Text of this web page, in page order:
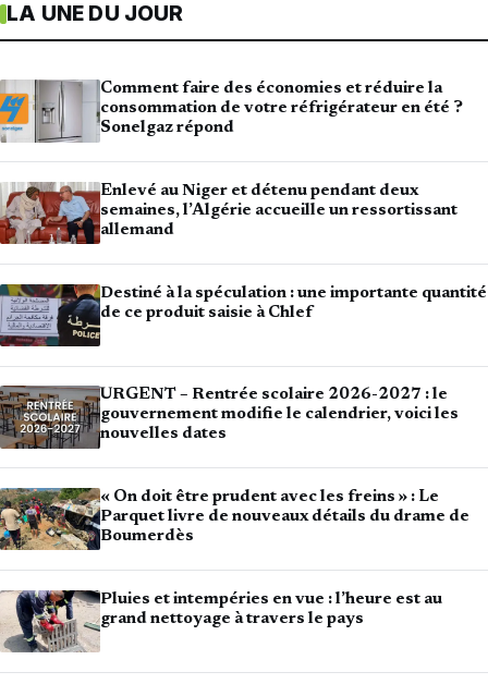
LA UNE DU JOUR
Comment faire des économies et réduire la
consommation de votre réfrigérateur en été ?
Sonelgaz répond
Enlevé au Niger et détenu pendant deux
semaines, l’Algérie accueille un ressortissant
allemand
Destiné à la spéculation : une importante quantité
de ce produit saisie à Chlef
URGENT – Rentrée scolaire 2026-2027 : le
gouvernement modifie le calendrier, voici les
nouvelles dates
« On doit être prudent avec les freins » : Le
Parquet livre de nouveaux détails du drame de
Boumerdès
Pluies et intempéries en vue : l’heure est au
grand nettoyage à travers le pays